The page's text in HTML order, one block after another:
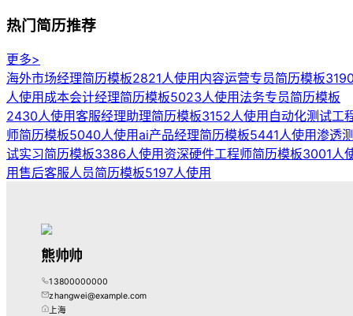
热门简历推荐
更多>
海外市场经理简历模板2821人使用 内容运营专员简历模板
人使用 成本会计经理简历模板5023人使用法务专员简历模板
2430人使用客服经理助理简历模板3152人使用 自动化测试工
师简历模板5040人使用ai产品经理简历模板5441人使用渗透
试实习简历模板3386人使用 资深硬件工程师简历模板3001人
用售后客服人员简历模板5197人使用
熊帅帅
13800000000
zhangwei@example.com
上海